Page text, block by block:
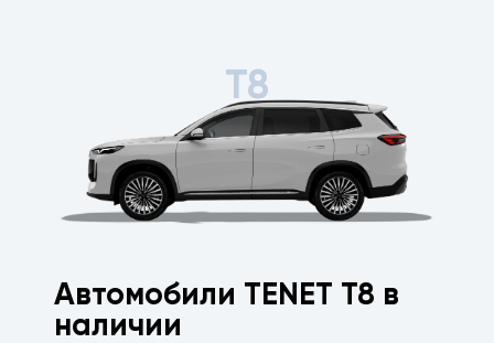
T8
Автомобили TENET T8 в
наличии